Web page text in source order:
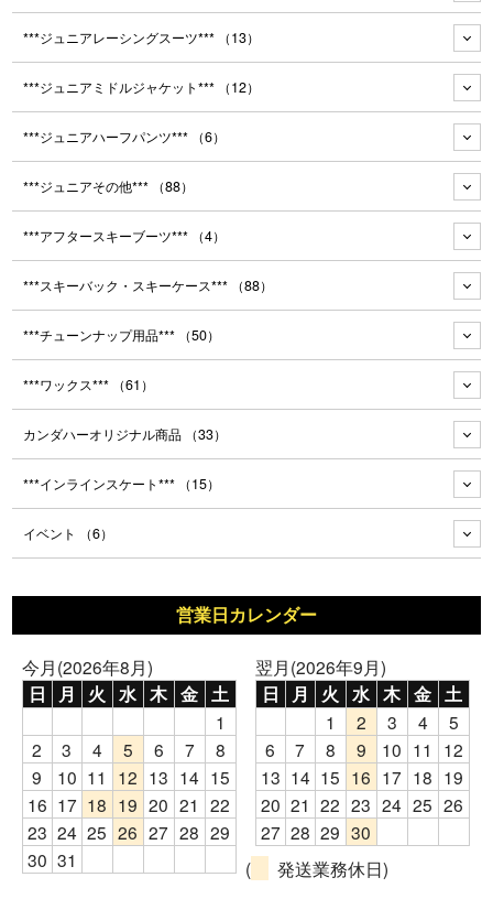
***ジュニアレーシングスーツ*** （13）
***ジュニアミドルジャケット*** （12）
***ジュニアハーフパンツ*** （6）
***ジュニアその他*** （88）
***アフタースキーブーツ*** （4）
***スキーバック・スキーケース*** （88）
***チューンナップ用品*** （50）
***ワックス*** （61）
カンダハーオリジナル商品 （33）
***インラインスケート*** （15）
イベント （6）
営業日カレンダー
今月(2026年8月)
日 月 火 水 木 金 土
1
2
3 4 5 6 7
8
9
10 11 12 13 14 15
16 17 18 19 20 21 22
23 24 25 26 27 28 29
30 31
翌月(2026年9月)
日 月 火 水 木 金 土
1 2 3 4
5
6
7 8 9 10 11
12
13 14 15 16 17 18 19
20 21 22 23 24 25 26
27 28 29 30
(
発送業務休日)